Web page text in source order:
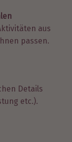
aus
passen.
Details
etc.).